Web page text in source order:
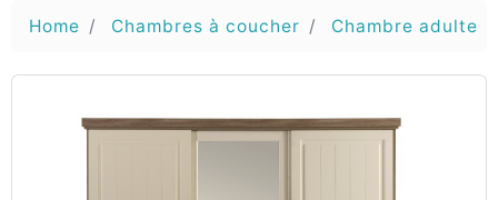
Home Chambres à coucher Chambre adulte